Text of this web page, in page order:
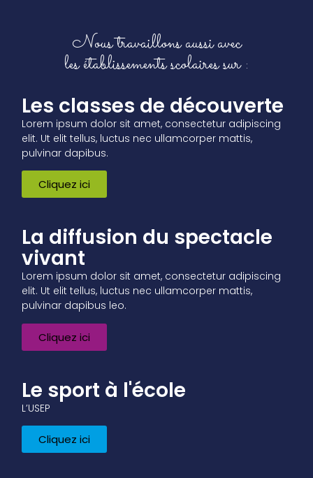
Nous travaillons aussi avec
les établissements scolaires sur :
Les classes de découverte
Lorem ipsum dolor sit amet, consectetur adipiscing
elit. Ut elit tellus, luctus nec ullamcorper mattis,
pulvinar dapibus.
Cliquez ici
La diffusion du spectacle
vivant
Lorem ipsum dolor sit amet, consectetur adipiscing
elit. Ut elit tellus, luctus nec ullamcorper mattis,
pulvinar dapibus leo.
Cliquez ici
Le sport à l'école
L’USEP
Cliquez ici